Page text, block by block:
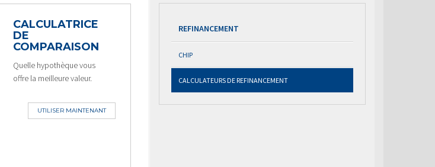
CALCULATRICE
DE
COMPARAISON
Quelle hypothèque vous
offre la meilleure valeur.
UTILISER MAINTENANT
REFINANCEMENT
CHIP
CALCULATEURS DE REFINANCEMENT